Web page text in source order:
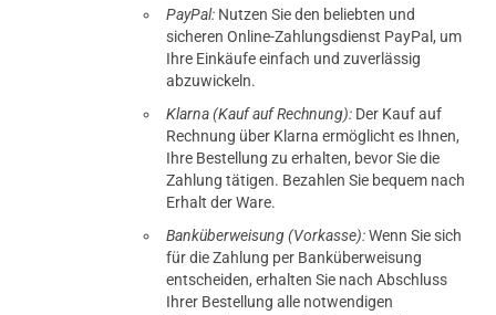
PayPal: Nutzen Sie den beliebten und
sicheren Online-Zahlungsdienst PayPal, um
Ihre Einkäufe einfach und zuverlässig
abzuwickeln.
Klarna (Kauf auf Rechnung): Der Kauf auf
Rechnung über Klarna ermöglicht es Ihnen,
Ihre Bestellung zu erhalten, bevor Sie die
Zahlung tätigen. Bezahlen Sie bequem nach
Erhalt der Ware.
Banküberweisung (Vorkasse):Wenn Sie sich
für die Zahlung per Banküberweisung
entscheiden, erhalten Sie nach Abschluss
Ihrer Bestellung alle notwendigen